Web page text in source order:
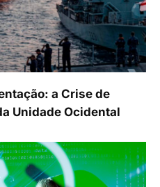
a Crise de
Unidade Ocidental